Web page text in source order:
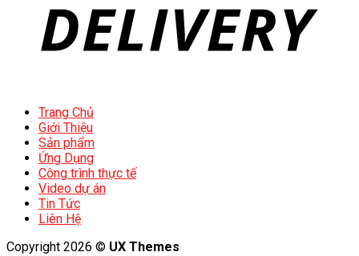
Trang Chủ
Giới Thiệu
Sản phẩm
Ứng Dụng
Công trình thực tế
Video dự án
Tin Tức
Liên Hệ
Copyright 2026 © UX Themes